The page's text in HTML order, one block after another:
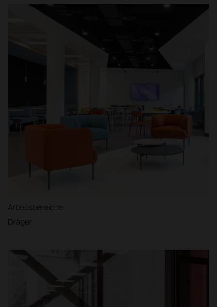
Arbeitsbereiche
Dräger